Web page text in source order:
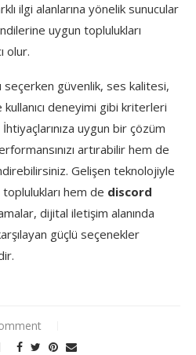
ilgi alanlarına yönelik sunucular
uygun toplulukları
olur.
güvenlik, ses kalitesi,
deneyimi gibi kriterleri
uygun bir çözüm
artırabilir hem de
Gelişen teknolojiyle
toplulukları hem de discord
dijital iletişim alanında
güçlü seçenekler